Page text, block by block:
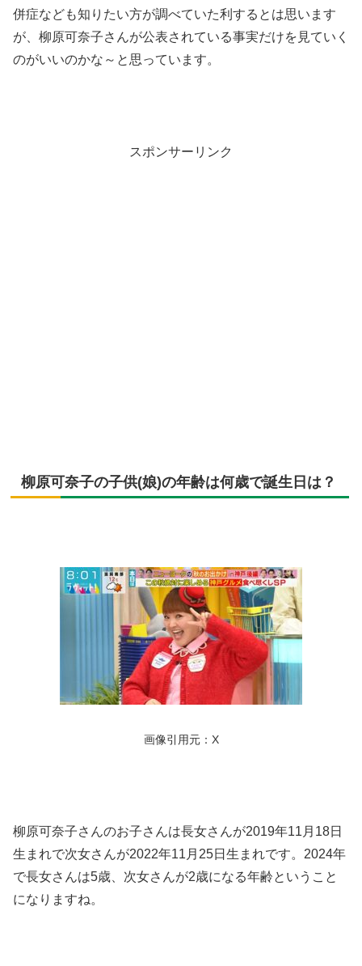
併症なども知りたい方が調べていた利するとは思います
が、柳原可奈子さんが公表されている事実だけを見ていく
のがいいのかな～と思っています。
スポンサーリンク
柳原可奈子の子供(娘)の年齢は何歳で誕生日は？
画像引用元：X
柳原可奈子さんのお子さんは長女さんが2019年11月18日
生まれで次女さんが2022年11月25日生まれです。2024年
で長女さんは5歳、次女さんが2歳になる年齢ということ
になりますね。